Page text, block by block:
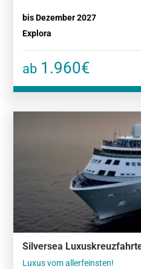
bis Dezember 2027
Explora
ab 1.960€
Silversea